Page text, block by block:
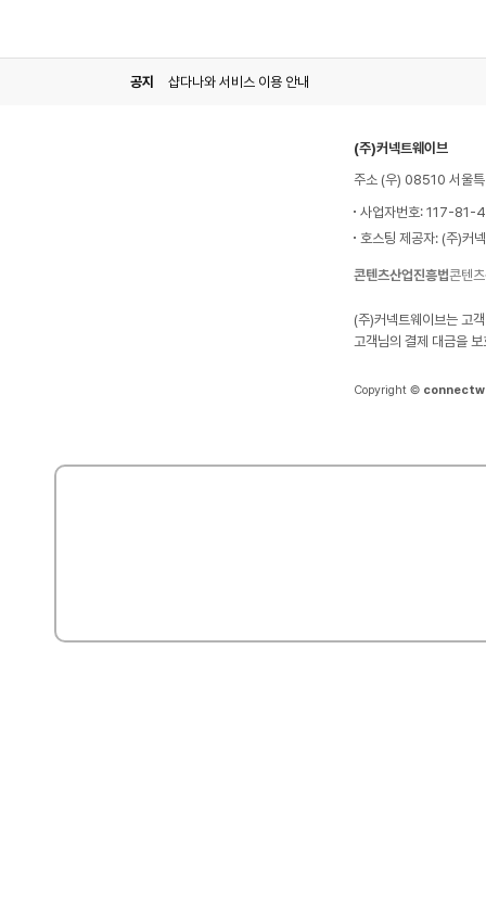
공지 샵다나와 서비스 이용 안내
(주)커넥트웨이브
주소 (우) 08510 서울
사업자번호: 117-81-
호스팅 제공자: (주)커
콘텐츠산업진흥법콘텐
(주)커넥트웨이브는 고
고객님의 결제 대금을
Copyright ©